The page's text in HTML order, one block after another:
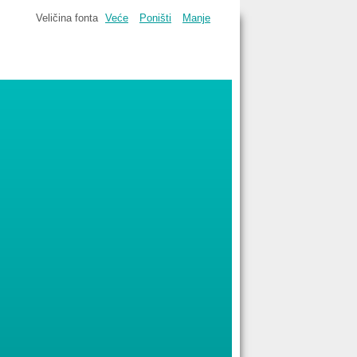
Veličina fonta Veće Poništi Manje